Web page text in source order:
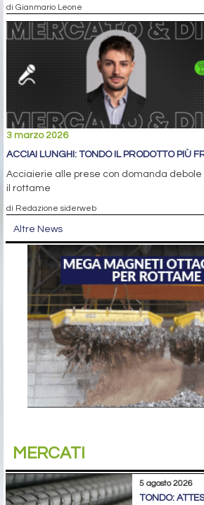
di Gianmario Leone
3 marzo 2026
ACCIAI LUNGHI: TONDO IL PRODOTTO PIÙ
Acciaierie alle prese con domanda debole
il rottame
di Redazione siderweb
Altre News
MERCATI
5 agosto 2026
TONDO: